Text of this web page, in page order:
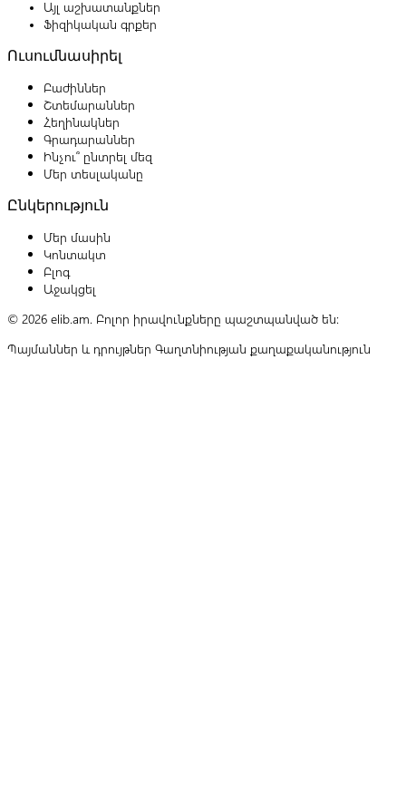
Այլ աշխատանքներ
Ֆիզիկական գրքեր
Ուսումնասիրել
Բաժիններ
Շտեմարաններ
Հեղինակներ
Գրադարաններ
Ինչու՞ ընտրել մեզ
Մեր տեսլականը
Ընկերություն
Մեր մասին
Կոնտակտ
Բլոգ
Աջակցել
© 2026 elib.am. Բոլոր իրավունքները պաշտպանված են:
Պայմաններ և դրույթներ Գաղտնիության քաղաքականություն